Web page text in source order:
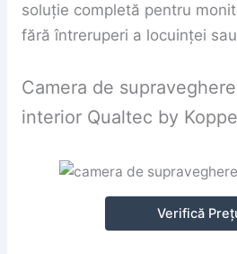
soluție completă pentru
fără întreruperi a locuinței
Camera de
interior Qualtec by
Verifică